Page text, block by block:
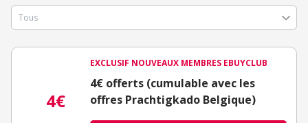
4€
EXCLUSIF NOUVEAUX MEMBRES EBUYCLUB
4€ offerts (cumulable avec les
offres Prachtigkado Belgique)